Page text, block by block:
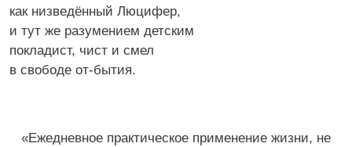
как низведённый Люцифер,
и тут же разумением детским
покладист, чист и смел
в свободе от-бытия.
«Ежедневное практическое применение жизни, не